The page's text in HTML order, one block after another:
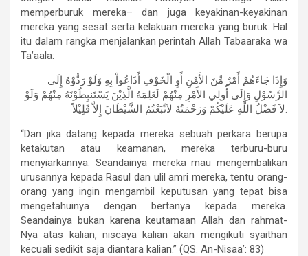
memperburuk mereka– dan juga keyakinan-keyakinan
mereka yang sesat serta kelakuan mereka yang buruk. Hal
itu dalam rangka menjalankan perintah Allah Tabaaraka wa
Ta’aala:
وَإِذَا جَاءَهُمْ أَمْرٌ مِّنَ الأَمْنِ أَوِ الْخَوْفِ أَذَاعُواْ بِهِ وَلَوْ رَدُّوْهُ إِلَى
الرَّسُوْلِ وَإِلَى أُولِي الأَمْرِ مِنْهُمْ لَعَلِمَهُ الَّذِيْنَ يَسْتَنبِطُوْنَهُ مِنْهُمْ وَلَوْ
لاَ فَضْلُ اللَّهِ عَلَيْكُمْ وَرَحْمَتُهُ لاَتَّبَعْتُمُ الشَّيْطَانَ إِلاَّ قَلِيْلاً.
“Dan jika datang kepada mereka sebuah perkara berupa
ketakutan atau keamanan, mereka terburu-buru
menyiarkannya. Seandainya mereka mau mengembalikan
urusannya kepada Rasul dan ulil amri mereka, tentu orang-
orang yang ingin mengambil keputusan yang tepat bisa
mengetahuinya dengan bertanya kepada mereka.
Seandainya bukan karena keutamaan Allah dan rahmat-
Nya atas kalian, niscaya kalian akan mengikuti syaithan
kecuali sedikit saja diantara kalian.” (QS. An-Nisaa’: 83)